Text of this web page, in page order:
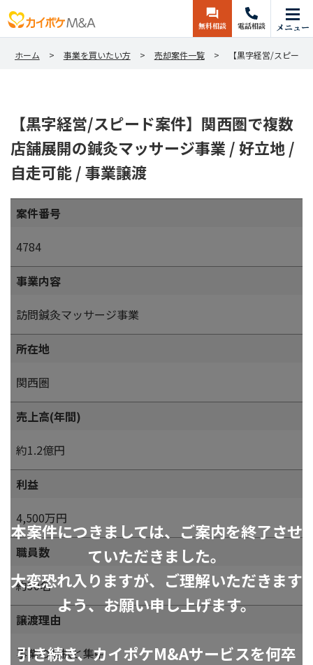
無料相談 電話相談 メニュー
ホーム 事業を買いたい方 売却案件一覧 【黒字経営/スピー
【黒字経営/スピード案件】関西圏で複数
店舗展開の鍼灸マッサージ事業 / 好立地 /
自走可能 / 事業譲渡
本案件につきましては、ご案内を終了させ
ていただきました。
大変恐れ入りますが、ご理解いただきます
よう、お願い申し上げます。
引き続き、カイポケM&Aサービスを何卒
案件番号
4784
事業内容
訪問鍼灸マッサージ事業
所在地
関西圏
売上高(年間)
約1.2億円
利益
4,500万円
職員数
約30名
譲渡理由
事業の選択と集中